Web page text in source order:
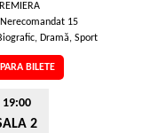
15
Dramă, Sport
BILETE
19:00
2